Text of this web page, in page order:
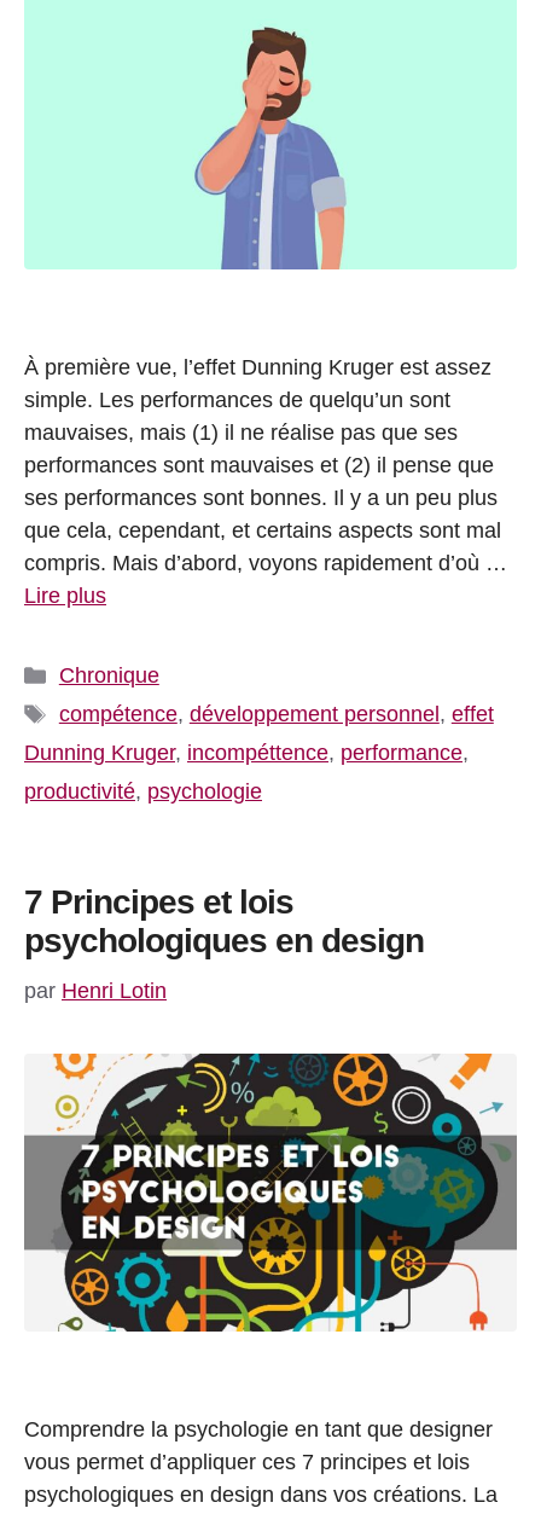
À première vue, l’effet Dunning Kruger est assez
simple. Les performances de quelqu’un sont
mauvaises, mais (1) il ne réalise pas que ses
performances sont mauvaises et (2) il pense que
ses performances sont bonnes. Il y a un peu plus
que cela, cependant, et certains aspects sont mal
compris. Mais d’abord, voyons rapidement d’où …
Lire plus
Catégories
Chronique
Étiquettes
compétence, développement personnel , effet
Dunning Kruger, incompéttence, performance,
productivité, psychologie
7 Principes et lois
psychologiques en design
par Henri Lotin
Comprendre la psychologie en tant que designer
vous permet d’appliquer ces 7 principes et lois
psychologiques en design dans vos créations. La